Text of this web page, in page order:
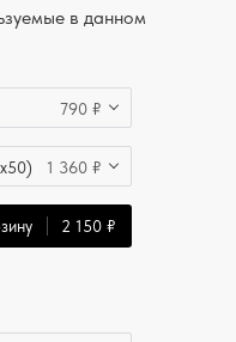
в данном
790 ₽
1 360 ₽
2 150 ₽